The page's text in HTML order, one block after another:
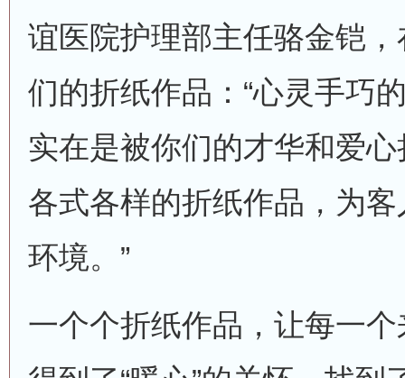
谊医院护理部主任骆金铠
们的折纸作品：“心灵手巧
实在是被你们的才华和爱
各式各样的折纸作品，为
环境。”
一个个折纸作品，让每一